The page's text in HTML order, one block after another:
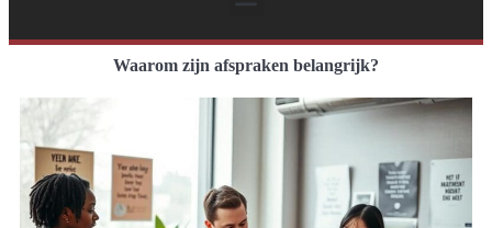
Waarom zijn afspraken belangrijk?